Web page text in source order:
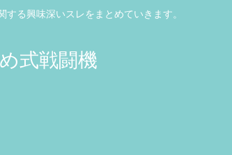
る興味深いスレをまとめていきます。
式戦闘機